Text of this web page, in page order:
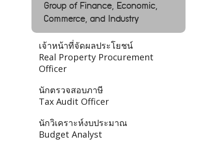
Group of Finance, Economic,
Commerce, and Industry
เจ้าหน้าที่จัดผลประโยชน์
Real Property Procurement
Officer
นักตรวจสอบภาษี
Tax Audit Officer
นักวิเคราะห์งบประมาณ
Budget Analyst